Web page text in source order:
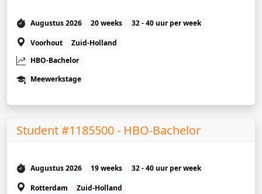
Augustus 2026 20 weeks
32 - 40 uur per week
Voorhout
Zuid-Holland
HBO-Bachelor
Meewerkstage
Student #1185500 - HBO-Bachelor
Augustus 2026 19 weeks
32 - 40 uur per week
Rotterdam
Zuid-Holland